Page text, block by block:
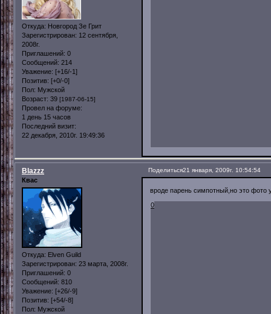
Откуда: Новгород Зе Грит
Зарегистрирован: 12 сентября,
2008г.
Приглашений: 0
Сообщений: 214
Уважение: [+16/-1]
Позитив: [+0/-0]
Пол: Мужской
Возраст: 39 [1987-06-15]
Провел на форуме:
1 день 15 часов
Последний визит:
22 декабря, 2010г. 19:49:36
Поделиться21 января, 2009г. 10:54:54
Blazzz
Квас
Откуда: Elven Guild
Зарегистрирован: 23 марта, 2008г.
Приглашений: 0
Сообщений: 810
Уважение: [+26/-9]
Позитив: [+54/-8]
Пол: Мужской
вроде парень симпотный,но это фото
0